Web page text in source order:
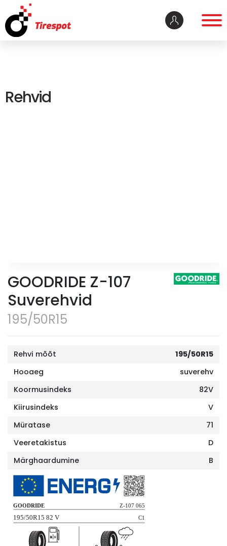
Rehvid
195/50R15
GOODRIDE Z-107
Suverehvid
Rehvi mõõt
195/50R15
Hooaeg
suverehv
Koormusindeks
82V
Kiirusindeks
V
Müratase
71
Veeretakistus
D
Märghaardumine
B